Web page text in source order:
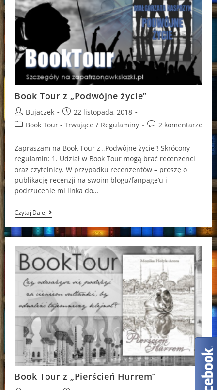
Book Tour z „Podwójne życie”
Post
author:
Bujaczek
Post
published:
22 listopada, 2018
PostBook Tour - Trwające / Regulaminy
Post2 komentarze
Zapraszam na Book Tour z „Podwójne życie”! Skrócony
regulamin: 1. Udział w Book Tour mogą brać recenzenci
oraz czytelnicy. W przypadku recenzentów – proszę o
publikację recenzji na swoim blogu/fanpage’u i
podrzucenie mi linka do…
Czytaj DalejBook
Tour
Z
„Podwójne
Book Tour z „Pierścień Hürrem”